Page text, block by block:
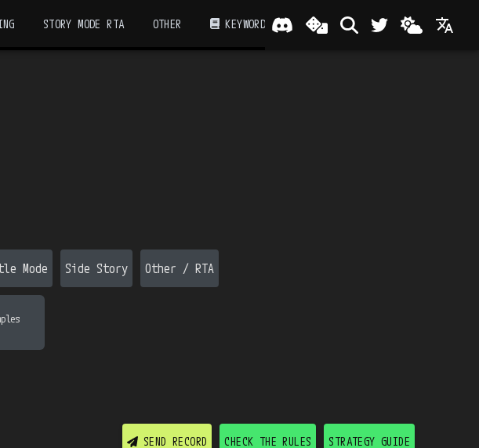
STORY MODE RTA OTHER KEYWORD
Mode Side Story Other / RTA
SEND RECORD CHECK THE RULES STRATEGY GUIDE